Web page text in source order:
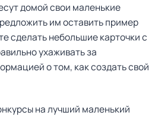
домой свои маленькие
им оставить пример
сделать небольшие карточки с
ухаживать за
о том, как создать свой
на лучший маленький